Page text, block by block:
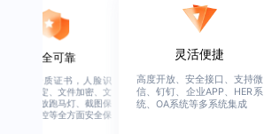
安全可靠
业权威资质证书，人脸识
、设备绑定、文件加密、文
水印、播放跑马灯、截图保
、权限管控等全方面安全保
灵活便捷
高度开放、安全接口、支持微
信、钉钉、企业APP、HER系
统、OA系统等多系统集成